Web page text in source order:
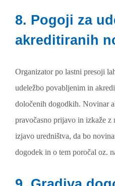
8. Pogoji za
akreditiranih
Organizator po lastni presoji
udeležbo povabljenim in
določenih dogodkih. Novinar
pravočasno prijavo in izkaže
izjavo uredništva, da bo
dogodek in o tem poročal oz.